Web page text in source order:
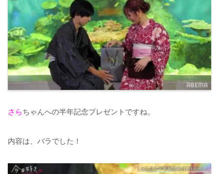
さらちゃんへの半年記念プレゼントですね。
内容は、バラでした！